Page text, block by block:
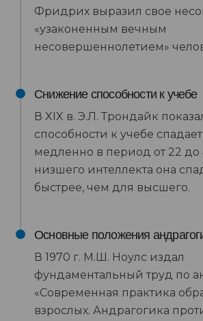
Фридрих выразил свое
«узаконенным вечным
несовершеннолетием»
Снижение способности к учебе
В XIX в. Э.Л. Трондайк
способности к учебе
медленно в период от 22 до
низшего интеллекта она
быстрее, чем для высшего.
Основные положения
В 1970 г. М.Ш. Ноулс издал
фундаментальный труд по
«Современная практика
взрослых. Андрагогика